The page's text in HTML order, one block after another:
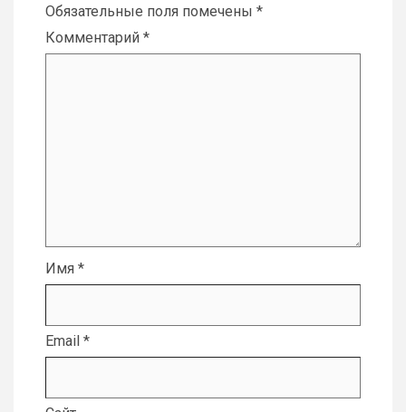
Обязательные поля помечены *
Комментарий *
Имя *
Email *